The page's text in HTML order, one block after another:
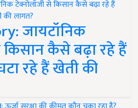
जायटॉनिक
कैसे बढ़ा रहे हैं
रहे हैं खेती की